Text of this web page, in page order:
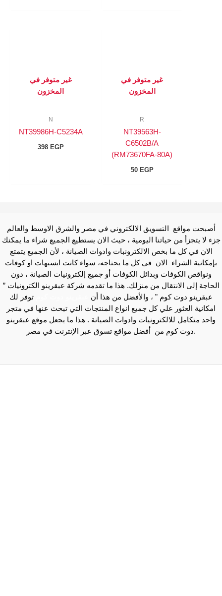
غير متوفر في
المخزون
R
NT39563H-
C6502B/A
(RM73670FA-80A)
50 EGP
غير متوفر في
المخزون
N
NT39986H-C5234A
398 EGP
أصبحت مواقع التسويق الالكتروني في مصر والشرق الاوسط والعالم
جزء لا يتجزأ من حياتنا اليومية ، حيث الان يستطيع الجميع شراء ما يمكنك
الان في كل ما بخص الالكترونبات وادوات الصيانة ، لأن الجميع يتمتع
بإمكانية الشراء الان في كل ما يحتاجه، سواء كانت ايسيهات او كوفات
ونواقص الكوفات وبدائل الكوفات أو جميع إلكترونيات الصيانة ، دون
الحاجة إلى الانتقال من منزلك. هذا ما تقدمه شركة عبقرينو الكترونيات ”
عبقرينو دوت كوم ” ، والأفضل من هذا أن
توفر لك
امكانية العثور علي كل جميع انواع المنتجات التي تبحث عنها في متجر
واحد متكامل للالكترونيات وادوات الصيانة . هذا ما يجعل موقع عبقرينو
دوت كوم من أفضل مواقع تسوق عبر الإنترنت في مصر.